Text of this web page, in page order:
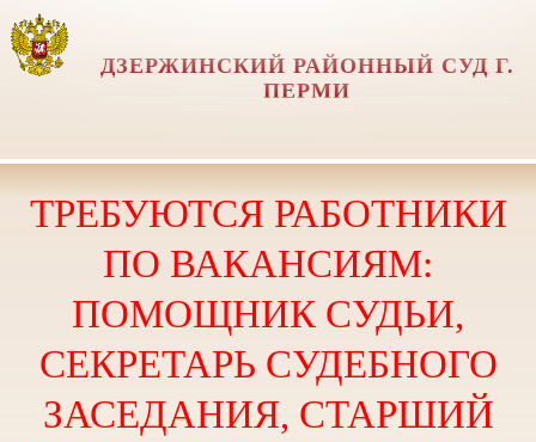
ДЗЕРЖИНСКИЙ РАЙОННЫЙ СУД Г.
ПЕРМИ
ТРЕБУЮТСЯ РАБОТНИКИ
ПО ВАКАНСИЯМ:
ПОМОЩНИК СУДЬИ,
СЕКРЕТАРЬ СУДЕБНОГО
ЗАСЕДАНИЯ, СТАРШИЙ